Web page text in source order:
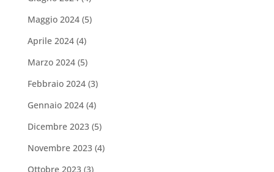
Maggio 2024(5)
Aprile 2024(4)
Marzo 2024(5)
Febbraio 2024(3)
Gennaio 2024(4)
Dicembre 2023(5)
Novembre 2023(4)
Ottobre 2023(3)